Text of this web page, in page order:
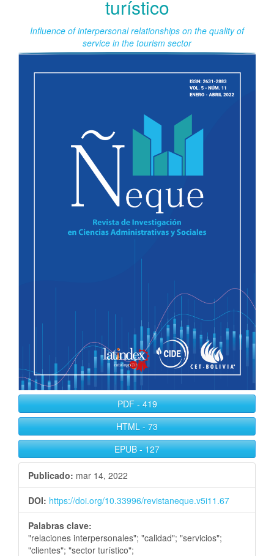
turístico
Influence of interpersonal relationships on the quality of
service in the tourism sector
PDF-419
HTML-73
EPUB-127
Publicado: mar 14, 2022
DOI: https://doi.org/10.33996/revistaneque.v5i11.67
Palabras clave:
"relaciones interpersonales"; "calidad"; "servicios";
"clientes"; "sector turístico";